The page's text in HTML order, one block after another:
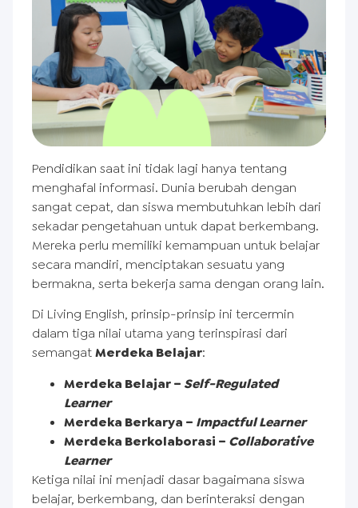
Pendidikan saat ini tidak lagi hanya tentang
menghafal informasi. Dunia berubah dengan
sangat cepat, dan siswa membutuhkan lebih dari
sekadar pengetahuan untuk dapat berkembang.
Mereka perlu memiliki kemampuan untuk belajar
secara mandiri, menciptakan sesuatu yang
bermakna, serta bekerja sama dengan orang lain.
Di Living English, prinsip-prinsip ini tercermin
dalam tiga nilai utama yang terinspirasi dari
semangatMerdeka Belajar:
Merdeka Belajar – Self-Regulated
Learner
Merdeka Berkarya – Impactful Learner
Merdeka Berkolaborasi – Collaborative
Learner
Ketiga nilai ini menjadi dasar bagaimana siswa
belajar, berkembang, dan berinteraksi dengan